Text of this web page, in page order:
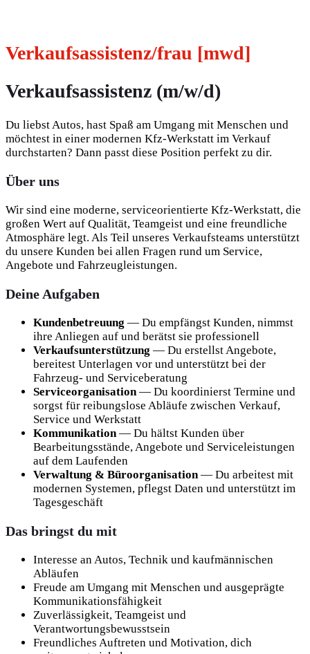
Verkaufsassistenz/frau [mwd]
Verkaufsassistenz (m/w/d)
Du liebst Autos, hast Spaß am Umgang mit Menschen und
möchtest in einer modernen Kfz‑Werkstatt im Verkauf
durchstarten? Dann passt diese Position perfekt zu dir.
Über uns
Wir sind eine moderne, serviceorientierte Kfz‑Werkstatt, die
großen Wert auf Qualität, Teamgeist und eine freundliche
Atmosphäre legt. Als Teil unseres Verkaufsteams unterstützt
du unsere Kunden bei allen Fragen rund um Service,
Angebote und Fahrzeugleistungen.
Deine Aufgaben
Kundenbetreuung — Du empfängst Kunden, nimmst
ihre Anliegen auf und berätst sie professionell
Verkaufsunterstützung — Du erstellst Angebote,
bereitest Unterlagen vor und unterstützt bei der
Fahrzeug- und Serviceberatung
Serviceorganisation— Du koordinierst Termine und
sorgst für reibungslose Abläufe zwischen Verkauf,
Service und Werkstatt
Kommunikation— Du hältst Kunden über
Bearbeitungsstände, Angebote und Serviceleistungen
auf dem Laufenden
Verwaltung & Büroorganisation— Du arbeitest mit
modernen Systemen, pflegst Daten und unterstützt im
Tagesgeschäft
Das bringst du mit
Interesse an Autos, Technik und kaufmännischen
Abläufen
Freude am Umgang mit Menschen und ausgeprägte
Kommunikationsfähigkeit
Zuverlässigkeit, Teamgeist und
Verantwortungsbewusstsein
Freundliches Auftreten und Motivation, dich